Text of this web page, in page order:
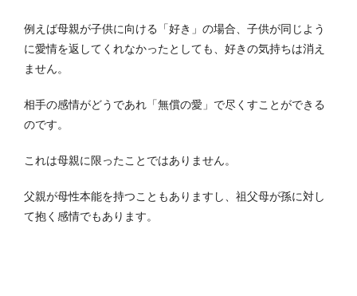
例えば母親が子供に向ける「好き」の場合、子供が同じよう
に愛情を返してくれなかったとしても、好きの気持ちは消え
ません。
相手の感情がどうであれ「無償の愛」で尽くすことができる
のです。
これは母親に限ったことではありません。
父親が母性本能を持つこともありますし、祖父母が孫に対し
て抱く感情でもあります。